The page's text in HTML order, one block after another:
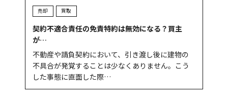
売却 買取
契約不適合責任の免責特約は無効になる？買主
が…
不動産や請負契約において、引き渡し後に建物の
不具合が発覚することは少なくありません。こう
した事態に直面した際…